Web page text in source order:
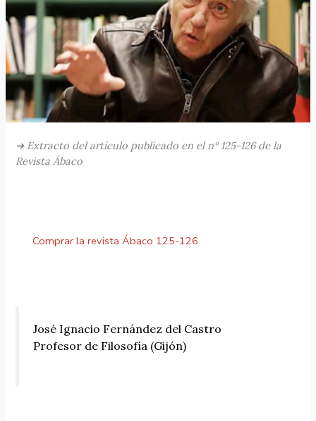
➔ Extracto del artículo publicado en el nº 125-126 de la
Revista Ábaco
Comprar la revista Ábaco 125-126
José Ignacio Fernández del Castro
Profesor de Filosofía (Gijón)